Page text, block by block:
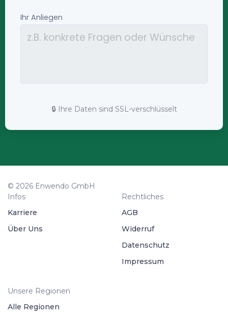
🔒 Ihre Daten sind SSL-verschlüsselt
© 2026 Enwendo GmbH
Infos
Karriere
Über Uns
Rechtliches
AGB
Widerruf
Datenschutz
Impressum
Unsere Regionen
Alle Regionen